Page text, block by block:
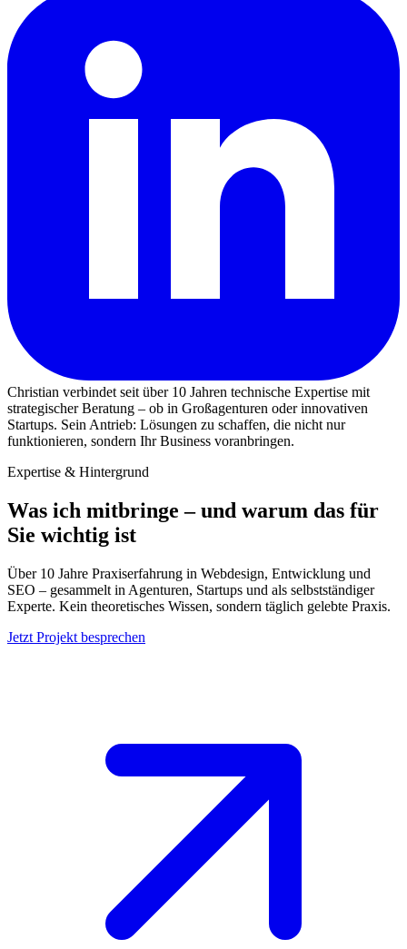
Christian verbindet seit über 10 Jahren technische Expertise mit
strategischer Beratung – ob in Großagenturen oder innovativen
Startups. Sein Antrieb: Lösungen zu schaffen, die nicht nur
funktionieren, sondern Ihr Business voranbringen.
Expertise & Hintergrund
Was ich mitbringe – und warum das für
Sie wichtig ist
Über 10 Jahre Praxiserfahrung in Webdesign, Entwicklung und
SEO – gesammelt in Agenturen, Startups und als selbstständiger
Experte. Kein theoretisches Wissen, sondern täglich gelebte Praxis.
Jetzt Projekt besprechen